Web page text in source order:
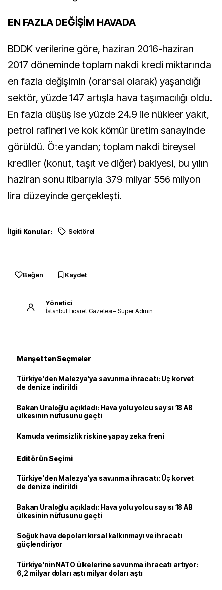
EN FAZLA DEĞİŞİM HAVADA
BDDK verilerine göre, haziran 2016-haziran
2017 döneminde toplam nakdi kredi miktarında
en fazla değişimin (oransal olarak) yaşandığı
sektör, yüzde 147 artışla hava taşımacılığı oldu.
En fazla düşüş ise yüzde 24.9 ile nükleer yakıt,
petrol rafineri ve kok kömür üretim sanayinde
görüldü. Öte yandan; toplam nakdi bireysel
krediler (konut, taşıt ve diğer) bakiyesi, bu yılın
haziran sonu itibarıyla 379 milyar 556 milyon
lira düzeyinde gerçekleşti.
İlgili Konular: Sektörel
Beğen Kaydet
Yönetici
İstanbul Ticaret Gazetesi – Süper Admin
Manşetten Seçmeler
Türkiye'den Malezya'ya savunma ihracatı: Üç korvet
de denize indirildi
Bakan Uraloğlu açıkladı: Hava yolu yolcu sayısı 18 AB
ülkesinin nüfusunu geçti
Kamuda verimsizlik riskine yapay zeka freni
Editörün Seçimi
Türkiye'den Malezya'ya savunma ihracatı: Üç korvet
de denize indirildi
Bakan Uraloğlu açıkladı: Hava yolu yolcu sayısı 18 AB
ülkesinin nüfusunu geçti
Soğuk hava depoları kırsal kalkınmayı ve ihracatı
güçlendiriyor
Türkiye'nin NATO ülkelerine savunma ihracatı artıyor:
6,2 milyar doları aştı milyar doları aştı